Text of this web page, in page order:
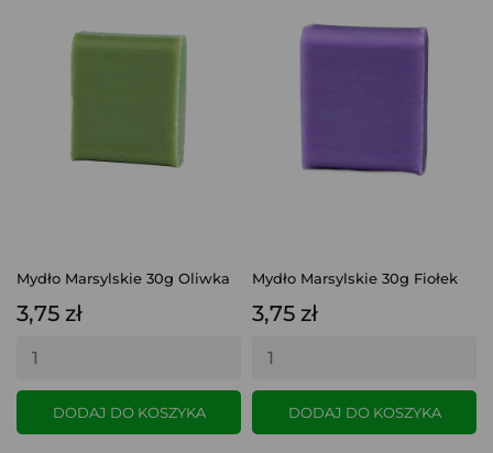
Mydło Marsylskie 30g Oliwka
3,75 zł
DODAJ DO KOSZYKA
Mydło Marsylskie 30g Fiołek
3,75 zł
DODAJ DO KOSZYKA